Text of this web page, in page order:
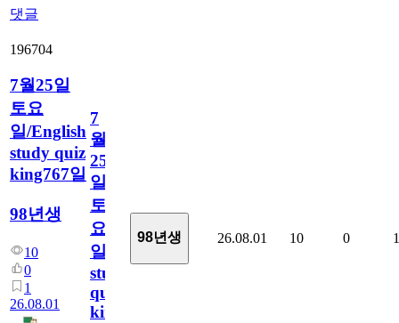
댓글
196704
7월25일
토요
일/English
study quiz
king767일
98년생
10
0
1
26.08.01
7
월
25
일
토
요
일/English
study
quiz
king767
98년생 26.08.01 10 0 1